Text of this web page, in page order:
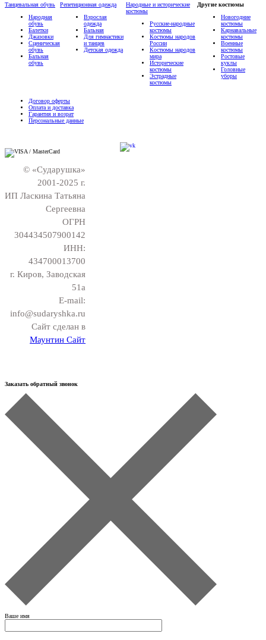
Танцевальная обувь
Народная
обувь
Балетки
Джазовки
Сценическая
обувь
Бальная
обувь
Репетиционная одежда
Взрослая
одежда
Бальная
Для гимнастики
и танцев
Детская одежда
Народные и исторические
костюмы
Русские-народные
костюмы
Костюмы народов
России
Костюмы народов
мира
Исторические
костюмы
Эстрадные
костюмы
Другие костюмы
Новогодние
костюмы
Карнавальные
костюмы
Военные
костюмы
Ростовые
куклы
Головные
уборы
Договор оферты
Оплата и доставка
Гарантия и возрат
Персональные данные
© «Сударушка»
2001-2025 г.
ИП Ласкина Татьяна
Сергеевна
ОГРН
304434507900142
ИНН:
434700013700
г. Киров, Заводская
51а
E-mail:
info@sudaryshka.ru
Сайт сделан в
Маунтин Сайт
Заказать обратный звонок
Ваше имя